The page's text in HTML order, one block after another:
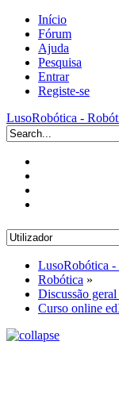
Início
Fórum
Ajuda
Pesquisa
Entrar
Registe-se
LusoRobótica -
LusoRobótica -
Robótica »
Discussão
Curso online